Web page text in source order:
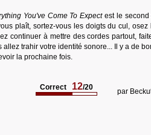
You've Come To Expectest le second
plaît, sortez-vous les doigts du cul,
continuer à mettre des cordes partout,
allez trahir votre identité sonore... Il y a de
la prochaine fois.
Correct 12/20 par